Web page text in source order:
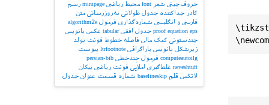
vertexs
\
\
حروف‌چینی شعر font محیط ریاضی minipage رسم
کادر
جداکننده جدول طولانی به‌روزرسانی متن
فارسی و انگلیسی شماره‌گذاری فرمول algorithm2e
proof equation eps جدول افقی tabular عکس پانویس
چندستونی کمک مالی فاصله خطوط فونت بولد
زیرشکل پانویس پاراگرافی ltrfootnote پیوست
computeautoilg فرمول چندخطی persian-bib
neveshtuft غلط‌گیری املایی فونت ریاضی پیکان
لاتکس قلم baselineskip شماره قسمت عنوان جدول